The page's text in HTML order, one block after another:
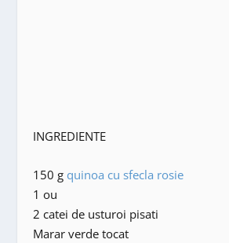
INGREDIENTE
150 g quinoa cu sfecla rosie
1 ou
2 catei de usturoi pisati
Marar verde tocat